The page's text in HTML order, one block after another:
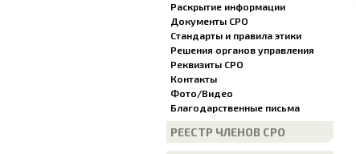
Раскрытие информации
Документы СРО
Стандарты и правила этики
Решения органов управления
Реквизиты СРО
Контакты
Фото/Видео
Благодарственные письма
РЕЕСТР ЧЛЕНОВ СРО